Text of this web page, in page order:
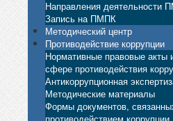
Направления деятельности
Запись на ПМПК
Методический центр
Противодействие коррупции
Нормативные правовые акты
сфере противодействия
Антикоррупционная
Методические материалы
Формы документов,